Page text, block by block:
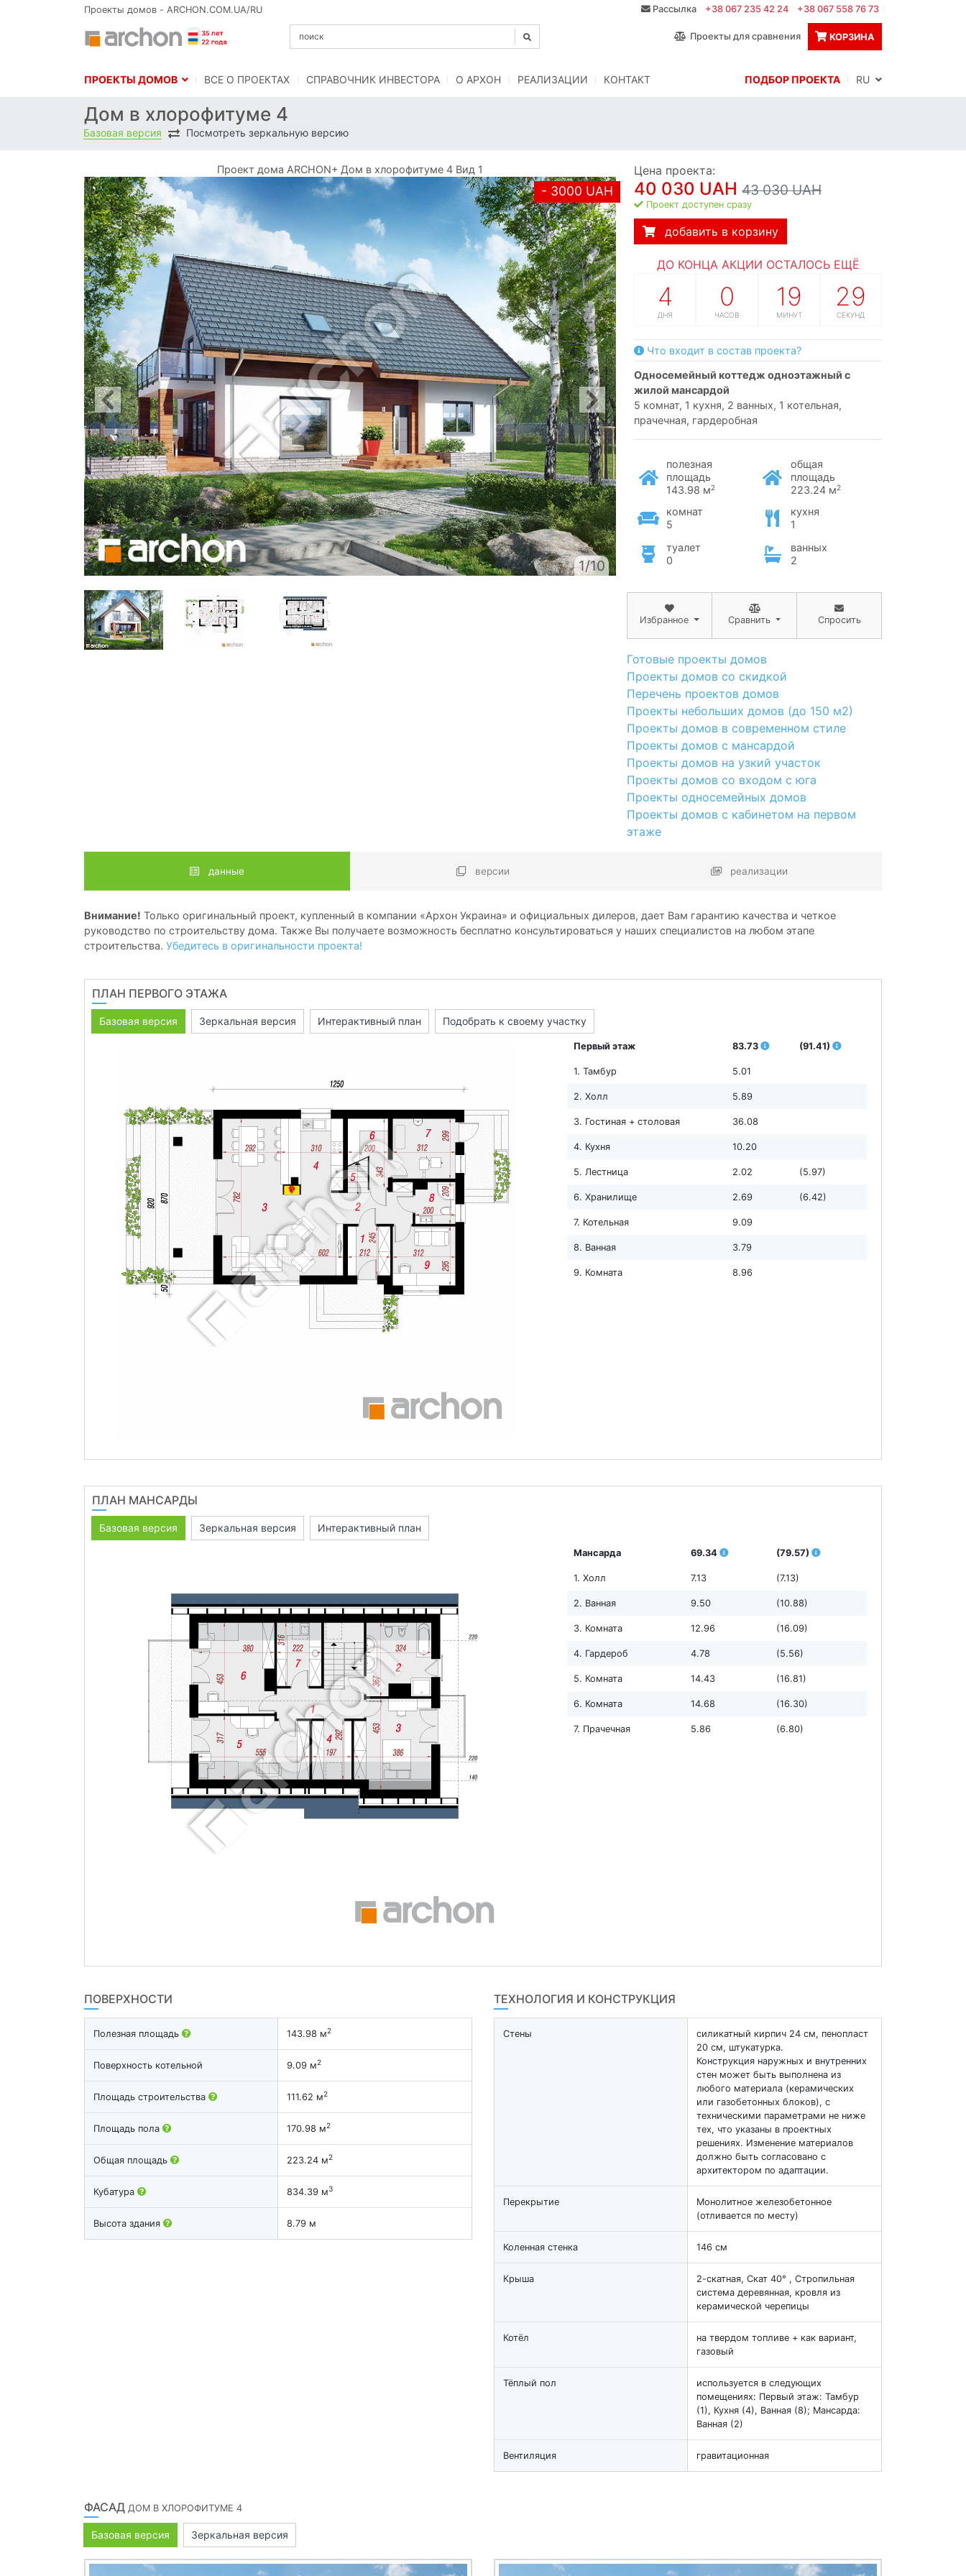
Проекты домов - ARCHON.COM.UA/RU Рассылка +38 067 235 42 24 +38 067 558 76 73
Проекты для сравнения КОРЗИНА
ПРОЕКТЫ ДОМОВ BСЕ О ПРОЕКТАХ СПРАВОЧНИК ИНВЕСТОРА O АРХОН РЕАЛИЗАЦИИ КОНТАКТ ПОДБОР ПРОЕКТА
Дом в хлорофитуме 4
Базовая версия Посмотреть зеркальную версию
Проект дома ARCHON+ Дом в хлорофитуме 4 Вид 1
- 3000 UAH
1/10
Цена проекта:
40 030 UAH 43 030 UAH
Проект доступен сразу
добавить в корзину
ДО КОНЦА АКЦИИ ОСТАЛОСЬ ЕЩЁ
4
ДНЯ
0
ЧАСОВ
19
МИНУТ
28
СЕКУНД
Что входит в состав проекта?
односемейный коттедж одноэтажный с
жилой мансардой
5 комнат, 1 кухня, 2 ванных, 1 котельная,
прачечная, гардеробная
полезная
площадь
143.98 м2
общая
площадь
223.24 м2
комнат
5
кухня
1
туалет
0
ванных
2
Избранное Сравнить Спросить
Готовые проекты домов
Проекты домов со скидкой
Перечень проектов домов
Проекты небольших домов (до 150 м2)
Проекты домов в современном стиле
Проекты домов с мансардой
Проекты домов на узкий участок
Проекты домов со входом с юга
Проекты односемейных домов
Проекты домов с кабинетом на первом
этаже
данные версии реализации
Внимание! Только оригинальный проект, купленный в компании «Архон Украина» и официальных дилеров, дает Вам гарантию качества и четкое
руководство по строительству дома. Также Вы получаете возможность бесплатно консультироваться у наших специалистов на любом этапе
строительства. Убедитесь в оригинальности проекта!
ПЛАН ПЕРВОГО ЭТАЖА
Базовая версия Зеркальная версия Интерактивный план Подобрать к своему участку
Первый этаж 83.73 (91.41)
1. Тамбур 5.01
2. Холл 5.89
3. Гостиная + столовая 36.08
4. Кухня 10.20
5. Лестница 2.02 (5.97)
6. Хранилище 2.69 (6.42)
7. Котельная 9.09
8. Ванная 3.79
9. Комната 8.96
ПЛАН МАНСАРДЫ
Базовая версия Зеркальная версия Интерактивный план
Мансарда 69.34 (79.57)
1. Холл 7.13 (7.13)
2. Ванная 9.50 (10.88)
3. Комната 12.96 (16.09)
4. Гардероб 4.78 (5.56)
5. Комната 14.43 (16.81)
6. Комната 14.68 (16.30)
7. Прачечная 5.86 (6.80)
ПОВЕРХНОСТИ
Полезная площадь 143.98 м2
Поверхность котельной 9.09 м2
Площадь строительства 111.62 м2
Площадь пола 170.98 м2
Общая площадь 223.24 м2
Кубатура 834.39 м3
Высота здания 8.79 м
ТЕХНОЛОГИЯ И КОНСТРУКЦИЯ
Стены
силикатный кирпич 24 см, пенопласт
20 см, штукатурка.
Конструкция наружных и внутренних
стен может быть выполнена из
любого материала (керамических
или газобетонных блоков), с
техническими параметрами не ниже
тех, что указаны в проектных
решениях. Изменение материалов
должно быть согласовано с
архитектором по адаптации.
Перекрытие
Монолитное железобетонное
(отливается по месту)
Коленная стенка 146 см
Крыша
2-скатная, Скат 40° , Стропильная
система деревянная, кровля из
керамической черепицы
Котёл
на твердом топливе + как вариант,
газовый
Тёплый пол
используется в следующих
помещениях: Первый этаж: Тамбур
(1), Кухня (4), Ванная (8); Мансарда:
Ванная (2)
Вентиляция гравитационная
ФАСАД ДОМ В ХЛОРОФИТУМЕ 4
Базовая версия Зеркальная версия